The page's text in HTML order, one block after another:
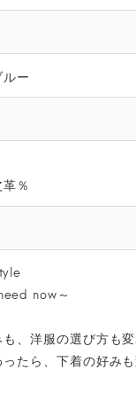
ー
％
now～
、洋服の選び方も変
たら、下着の好みも